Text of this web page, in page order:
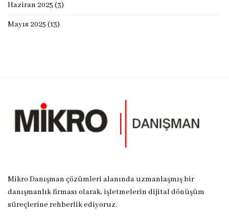
Haziran 2025 (3)
Mayıs 2025 (13)
Mikro Danışman çözümleri alanında uzmanlaşmış bir
danışmanlık firması olarak, işletmelerin dijital dönüşüm
süreçlerine rehberlik ediyoruz.